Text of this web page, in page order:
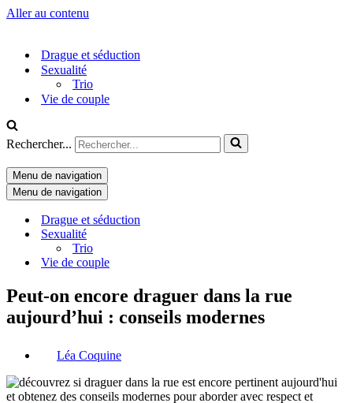
Aller au contenu
Drague et séduction
Sexualité
Trio
Vie de couple
Rechercher...
Menu de navigation
Menu de navigation
Drague et séduction
Sexualité
Trio
Vie de couple
Peut-on encore draguer dans la rue
aujourd’hui : conseils modernes
Léa Coquine